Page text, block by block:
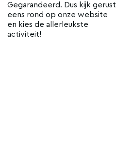
Gegarandeerd. Dus kijk gerust
eens rond op onze website
en kies de allerleukste
activiteit!